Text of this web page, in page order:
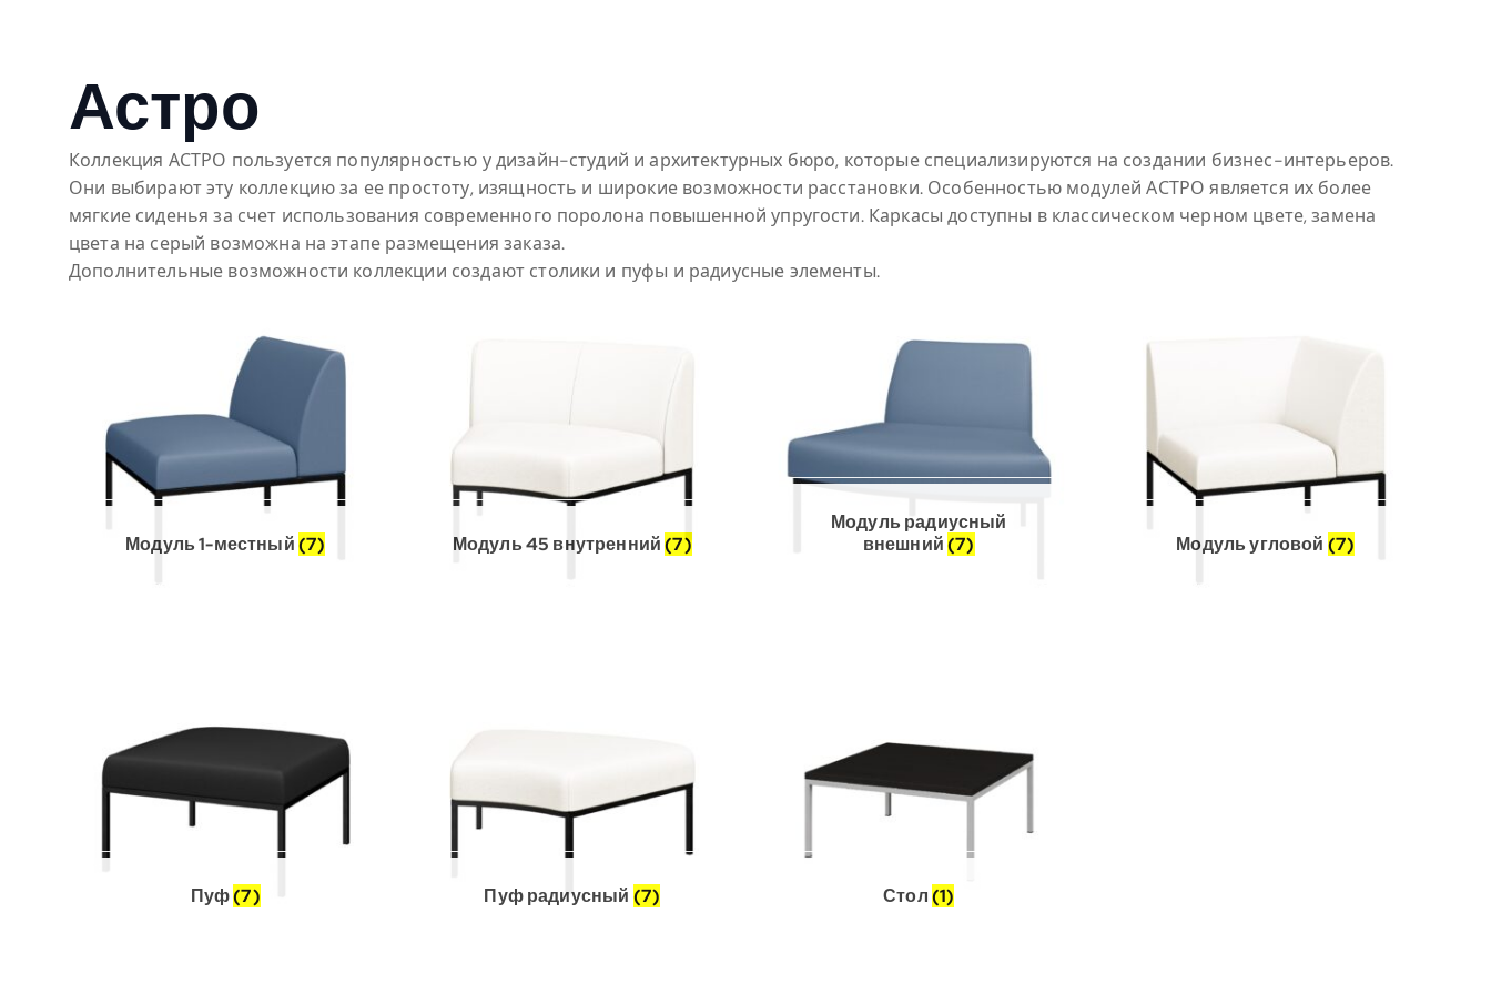
Астро
Коллекция АСТРО пользуется популярностью у дизайн-студий и архитектурных бюро, которые специализируются на создании бизнес-интерьеров.
Они выбирают эту коллекцию за ее простоту, изящность и широкие возможности расстановки. Особенностью модулей АСТРО является их более
мягкие сиденья за счет использования современного поролона повышенной упругости. Каркасы доступны в классическом черном цвете, замена
цвета на серый возможна на этапе размещения заказа.
Дополнительные возможности коллекции создают столики и пуфы и радиусные элементы.
Модуль 1-местный(7) Модуль 45 внутренний(7)
Модуль радиусный
внешний(7) Модуль угловой (7)
Пуф(7) Пуф радиусный (7) Стол(1)